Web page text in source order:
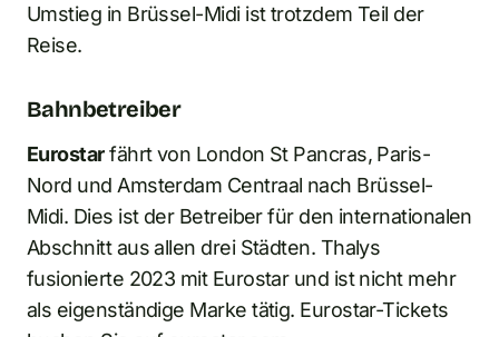
Umstieg in Brüssel-Midi ist trotzdem Teil der
Reise.
Bahnbetreiber
Eurostarfährt von London St Pancras, Paris-
Nord und Amsterdam Centraal nach Brüssel-
Midi. Dies ist der Betreiber für den internationalen
Abschnitt aus allen drei Städten. Thalys
fusionierte 2023 mit Eurostar und ist nicht mehr
als eigenständige Marke tätig. Eurostar-Tickets